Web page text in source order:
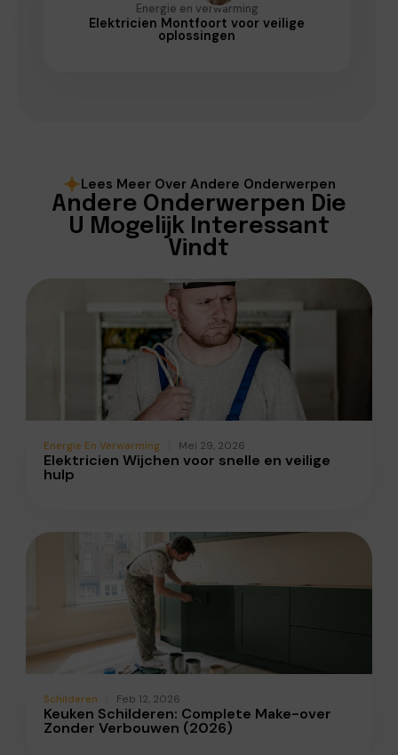
Energie en verwarming
Elektricien Montfoort voor veilige
oplossingen
Lees Meer Over Andere Onderwerpen
Andere Onderwerpen Die
U Mogelijk Interessant
Vindt
Energie En Verwarming Mei 29, 2026
Elektricien Wijchen voor snelle en veilige
hulp
Schilderen Feb 12, 2026
Keuken Schilderen: Complete Make-over
Zonder Verbouwen (2026)